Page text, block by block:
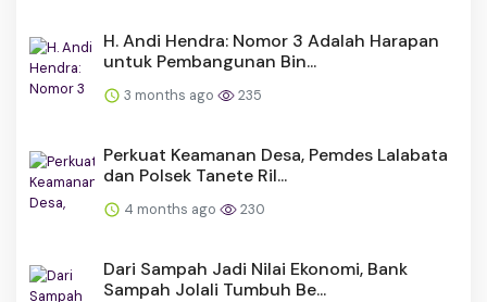
H. Andi Hendra: Nomor 3 Adalah Harapan
untuk Pembangunan Bin...
3 months ago 235
Perkuat Keamanan Desa, Pemdes Lalabata
dan Polsek Tanete Ril...
4 months ago 230
Dari Sampah Jadi Nilai Ekonomi, Bank
Sampah Jolali Tumbuh Be...